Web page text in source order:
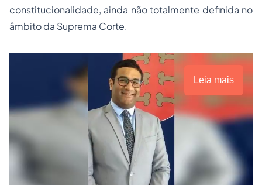
constitucionalidade, ainda não totalmente definida no
âmbito da Suprema Corte.
Leia mais